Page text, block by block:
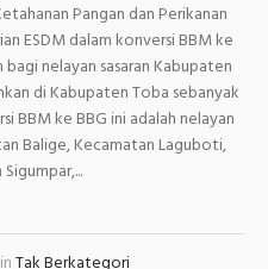
Pangan dan Perikanan
ESDM dalam konversi BBM ke
nelayan sasaran Kabupaten
di Kabupaten Toba sebanyak
BBM ke BBG ini adalah nelayan
Balige, Kecamatan Laguboti,